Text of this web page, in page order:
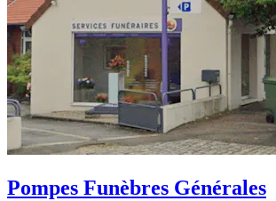
Pompes Funèbres Générales